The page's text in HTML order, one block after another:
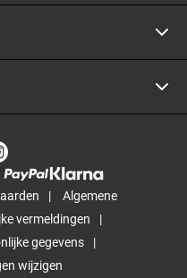
Algemene
vermeldingen
gegevens
wijzigen